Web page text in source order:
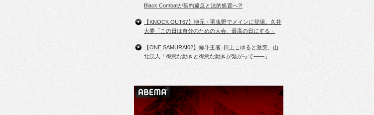
Black Combatが契約違反と法的処置へ?!
【KNOCK OUT67】地元・羽曳野でメインに登場。久井
大夢「この日は自分のための大会、最高の日にする」
【ONE SAMURAI02】修斗王者=田上こゆると激突、山
北渓人「得意な動きと得意な動きが繋がって――」